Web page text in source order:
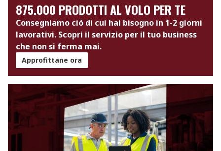
875.000 PRODOTTI AL VOLO PER TE
Consegniamo ciò di cui hai bisogno in 1-2 giorni
lavorativi. Scopri il servizio per il tuo business
che non si ferma mai.
Approfittane ora